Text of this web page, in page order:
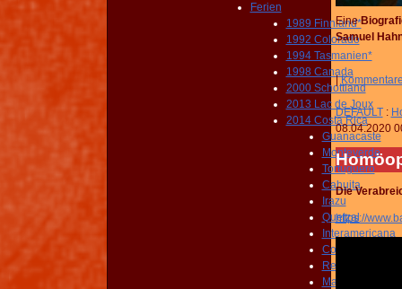
Ferien
1989 Finnland*
1992 Colorado
1994 Tasmanien*
1998 Canada
2000 Schottland
2013 Lac de Joux
2014 Costa Rica
Guanacaste
Monteverde
Tortuguero
Cahuita
Irazu
Quetzal
Interamericana
Corcovado
Reptiles
Manuel Antonio
Eine
Samuel
|Kommentare
DEFAULT:
08.04.2020
Die
https://